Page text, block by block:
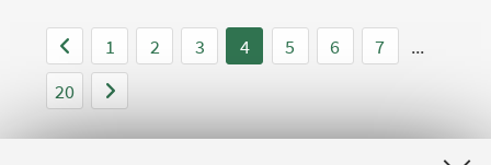
1 2 3 4 5 6 7
...
20